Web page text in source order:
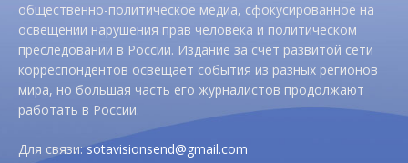
общественно-политическое медиа, сфокусированное на
освещении нарушения прав человека и политическом
преследовании в России. Издание за счет развитой сети
корреспондентов освещает события из разных регионов
мира, но большая часть его журналистов продолжают
работать в России.
Для связи:sotavisionsend@gmail.com